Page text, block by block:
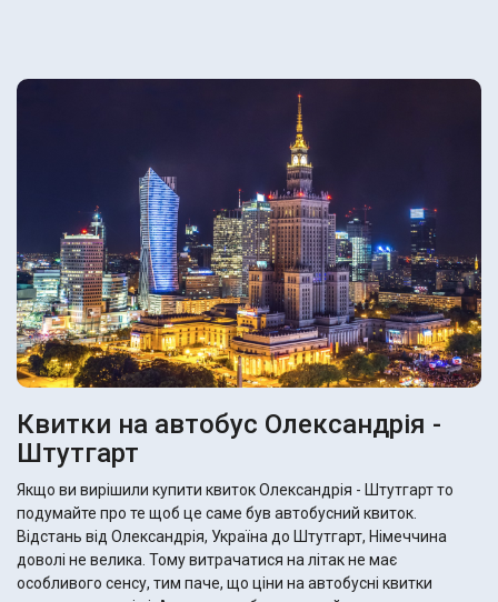
Квитки на автобус Олександрія -
Штутгарт
Якщо ви вирішили купити квиток Олександрія - Штутгарт то
подумайте про те щоб це саме був автобусний квиток.
Відстань від Олександрія, Україна до Штутгарт, Німеччина
доволі не велика. Тому витрачатися на літак не має
особливого сенсу, тим паче, що ціни на автобусні квитки